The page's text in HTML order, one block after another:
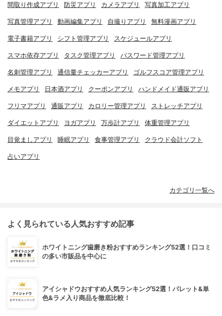
間取り作成アプリ 防災アプリ カメラアプリ 写真加工アプリ
写真管理アプリ 動画編集アプリ 自撮りアプリ 無料漫画アプリ
電子書籍アプリ シフト管理アプリ スケジュールアプリ
スマホ依存アプリ タスク管理アプリ パスワード管理アプリ
名刺管理アプリ 通信量チェッカーアプリ ゴルフスコア管理アプリ
メモアプリ 日本酒アプリ クーポンアプリ ハンドメイド通販アプリ
フリマアプリ 通販アプリ カロリー管理アプリ ストレッチアプリ
ダイエットアプリ ヨガアプリ 万歩計アプリ 体重管理アプリ
目覚ましアプリ 睡眠アプリ 食事管理アプリ クラウド会計ソフト
占いアプリ
カテゴリ一覧へ
よく見られている人気おすすめ記事
ホワイトニング歯磨き粉おすすめランキング52選！口コミ
の多い市販品を中心に
アイシャドウおすすめ人気ランキング52選！パレット&単
色&ラメ入り商品を徹底比較！